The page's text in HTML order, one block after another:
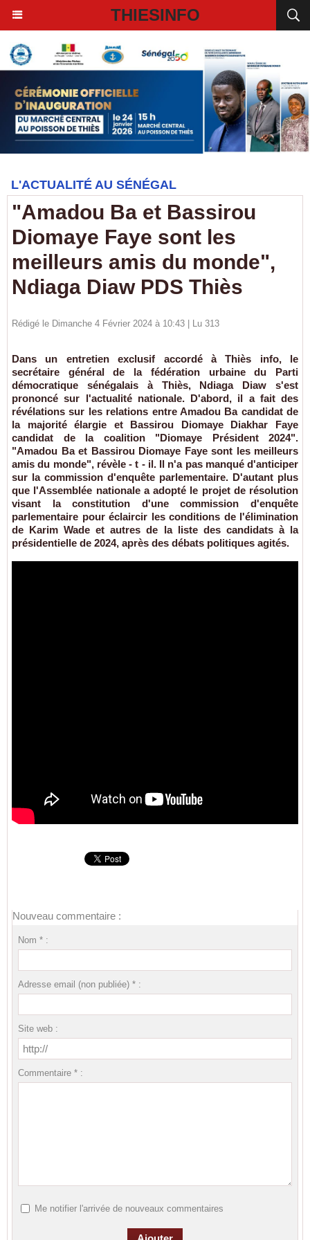
THIESINFO
L'ACTUALITÉ AU SÉNÉGAL
"Amadou Ba et Bassirou
Diomaye Faye sont les
meilleurs amis du monde",
Ndiaga Diaw PDS Thiès
Rédigé le Dimanche 4 Février 2024 à 10:43 | Lu 313
Dans un entretien exclusif accordé à Thiès info, le
secrétaire général de la fédération urbaine du Parti
démocratique sénégalais à Thiès, Ndiaga Diaw s'est
prononcé sur l'actualité nationale. D'abord, il a fait des
révélations sur les relations entre Amadou Ba candidat de
la majorité élargie et Bassirou Diomaye Diakhar Faye
candidat de la coalition "Diomaye Président 2024".
"Amadou Ba et Bassirou Diomaye Faye sont les meilleurs
amis du monde", révèle - t - il. Il n'a pas manqué d'anticiper
sur la commission d'enquête parlementaire. D'autant plus
que l'Assemblée nationale a adopté le projet de résolution
visant la constitution d'une commission d'enquête
parlementaire pour éclaircir les conditions de l'élimination
de Karim Wade et autres de la liste des candidats à la
présidentielle de 2024, après des débats politiques agités.
Nouveau commentaire :
Nom * :
Adresse email (non publiée) * :
Site web :
Commentaire * :
Me notifier l'arrivée de nouveaux commentaires